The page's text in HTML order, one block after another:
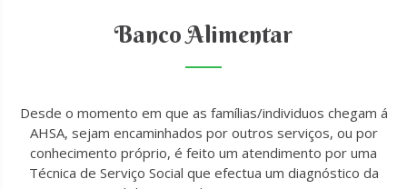
Banco Alimentar
Desde o momento em que as famílias/individuos chegam á
AHSA, sejam encaminhados por outros serviços, ou por
conhecimento próprio, é feito um atendimento por uma
Técnica de Serviço Social que efectua um diagnóstico da